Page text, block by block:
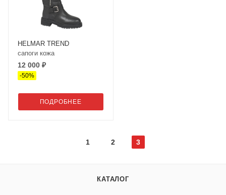
HELMAR TREND
сапоги кожа
12 000 ₽
-50%
ПОДРОБНЕЕ
1 2 3
КАТАЛОГ